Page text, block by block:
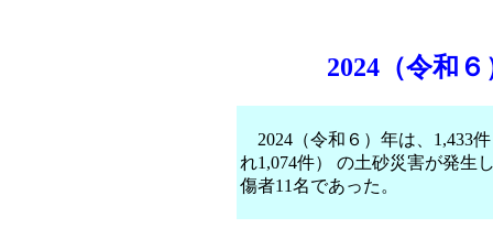
2024（令和
2024（令和６）年は、1,433
れ1,074件） の土砂災害が発生
傷者11名であった。